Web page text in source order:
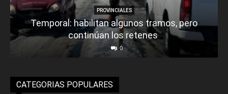
PROVINCIALES
Temporal: habilitan algunos tramos, pero
continúan los retenes
0
CATEGORIAS POPULARES